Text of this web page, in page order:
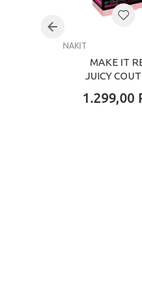
NAKIT
MAKE IT
JUICY
SAM
1.299,00